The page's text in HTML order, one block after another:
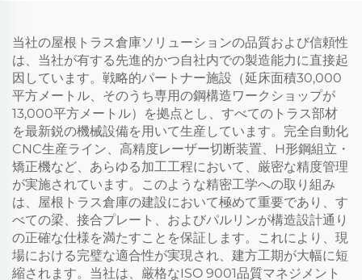
当社の屋根トラス倉庫ソリューションの品質および信頼性
は、当社が有する先進的かつ自社内での製造能力に直接起
因しています。戦略的パートナー施設（延床面積30,000
平方メートル、そのうち専用の鋼構造ワークショップが
13,000平方メートル）を拠点とし、すべてのトラス部材
を最新鋭の機械設備を用いて生産しています。完全自動化
CNC生産ライン、高精度レーザー切断装置、H形鋼組立・
矯正機など、あらゆる加工工程において、厳密な精度管理
が実施されています。このような精密工学への取り組み
は、屋根トラス倉庫の建設において極めて重要であり、す
べての梁、接合プレート、およびパルリンが構造設計通り
の正確な仕様を満たすことを保証します。これにより、現
場における完璧な適合性が実現され、建方工期が大幅に短
縮されます。当社は、厳格なISO 9001品質マネジメント